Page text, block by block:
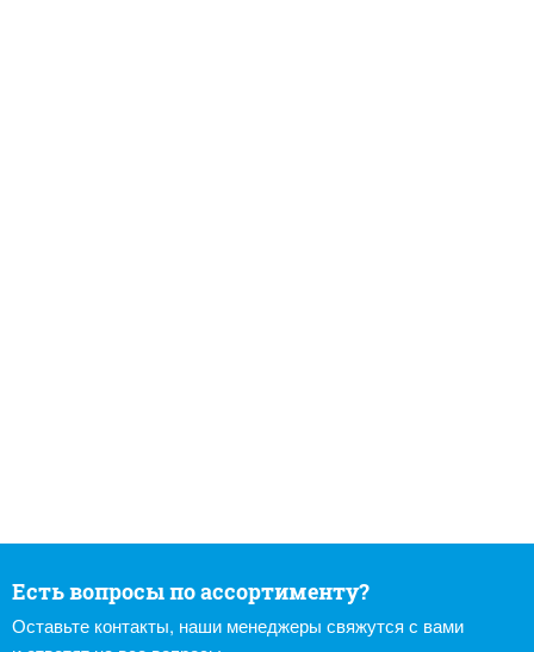
Есть вопросы по ассортименту?
Оставьте контакты, наши менеджеры свяжутся с вами